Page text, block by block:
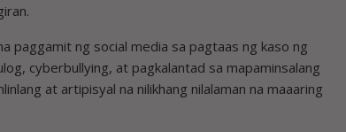
paggamit ng social media sa pagtaas ng kaso ng
cyberbullying, at pagkalantad sa mapaminsalang
at artipisyal na nilikhang nilalaman na maaaring